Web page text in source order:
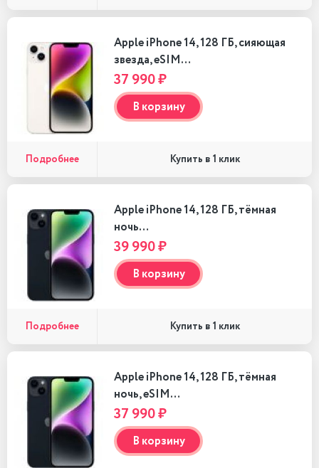
Apple iPhone 14, 128 ГБ, сияющая
звезда, eSIM…
37 990 ₽
В корзину
Подробнее Купить в 1 клик
Apple iPhone 14, 128 ГБ, тёмная
ночь…
39 990 ₽
В корзину
Подробнее Купить в 1 клик
Apple iPhone 14, 128 ГБ, тёмная
ночь, eSIM…
37 990 ₽
В корзину